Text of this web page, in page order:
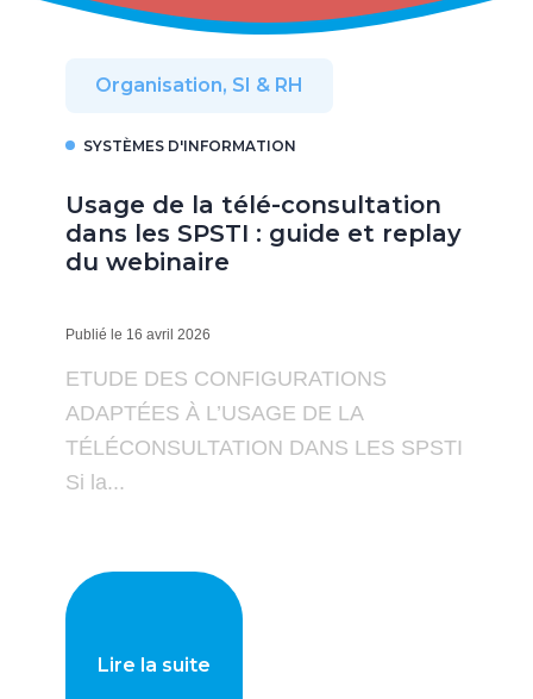
Organisation, SI & RH
SYSTÈMES D'INFORMATION
Usage de la télé-consultation
dans les SPSTI : guide et replay
du webinaire
Publié le 16 avril 2026
ETUDE DES CONFIGURATIONS
ADAPTÉES À L’USAGE DE LA
TÉLÉCONSULTATION DANS LES SPSTI
Si la...
Lire la suite